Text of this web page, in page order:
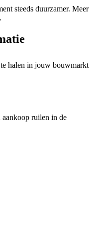
steeds duurzamer. Meer
.
halen in jouw bouwmarkt
aankoop ruilen in de